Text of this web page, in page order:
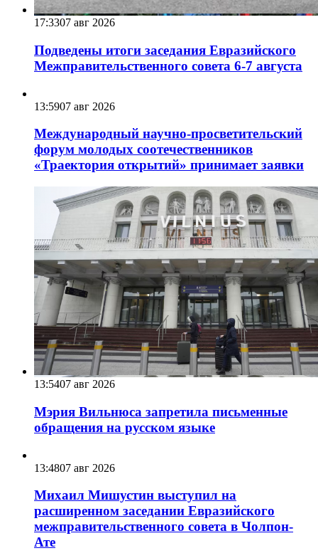
17:3307 авг 2026
Подведены итоги заседания Евразийского
Межправительственного совета 6-7 августа
13:5907 авг 2026
Международный научно-просветительский
форум молодых соотечественников
«Траектория открытий» принимает заявки
13:5407 авг 2026
Мэрия Вильнюса запретила письменные
обращения на русском языке
13:4807 авг 2026
Михаил Мишустин выступил на
расширенном заседании Евразийского
межправительственного совета в Чолпон-
Ате